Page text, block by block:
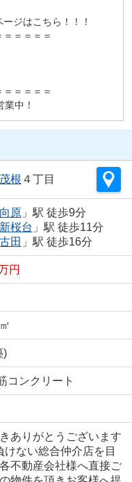
ジはこちら！！！
＝＝＝＝
＝＝＝＝
中！
根 ４丁目
原」駅 徒歩9分
新桜台 」駅 徒歩11分
田 」駅 徒歩16分
円
)
コンクリート
ありがとうございます
けない総合仲介店を目
不動産会社様へ直接ご